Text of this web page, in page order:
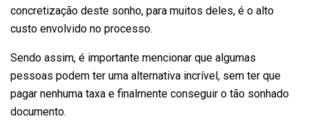
concretização deste sonho, para muitos deles, é o alto
custo envolvido no processo.
Sendo assim, é importante mencionar que algumas
pessoas podem ter uma alternativa incrível, sem ter que
pagar nenhuma taxa e finalmente conseguir o tão sonhado
documento.